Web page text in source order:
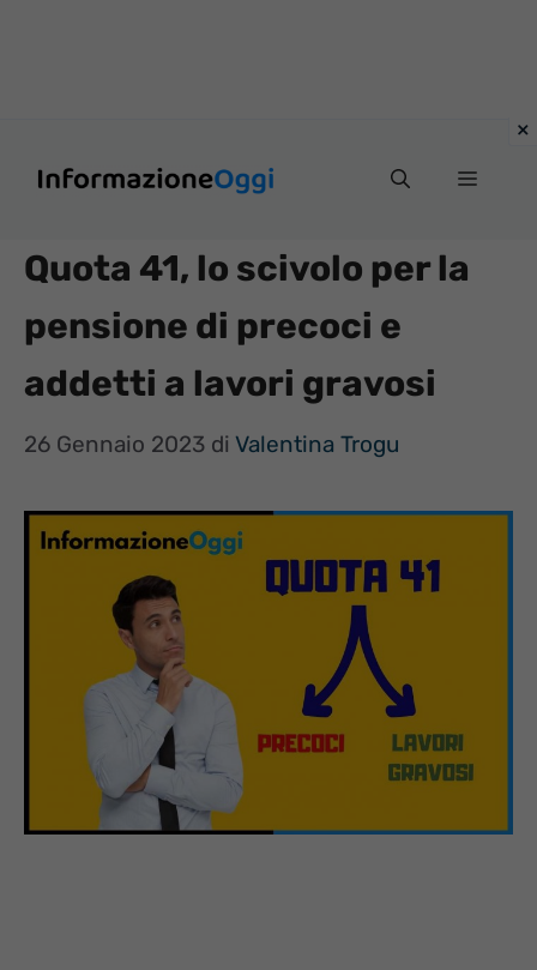
Menu
Quota 41, lo scivolo per la
pensione di precoci e
addetti a lavori gravosi
26 Gennaio 2023 di Valentina Trogu